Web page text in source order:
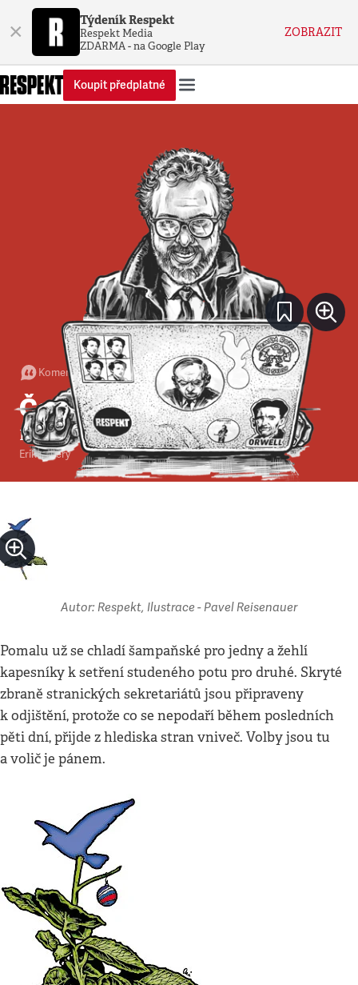
× Týdeník Respekt
Respekt Media
ZDARMA - na Google Play
ZOBRAZIT
Koupit předplatné
Komentář•23. 5. 2010•9 minut
Čas pro odvážnou volbu
Klíčem k dobré vládě jsou malé strany
Erik Tabery
Autor: Respekt, Ilustrace - Pavel Reisenauer
Pomalu už se chladí šampaňské pro jedny a žehlí
kapesníky k setření studeného potu pro druhé. Skryté
zbraně stranických sekretariátů jsou připraveny
k odjištění, protože co se nepodaří během posledních
pěti dní, přijde z hlediska stran vniveč. Volby jsou tu
a volič je pánem.